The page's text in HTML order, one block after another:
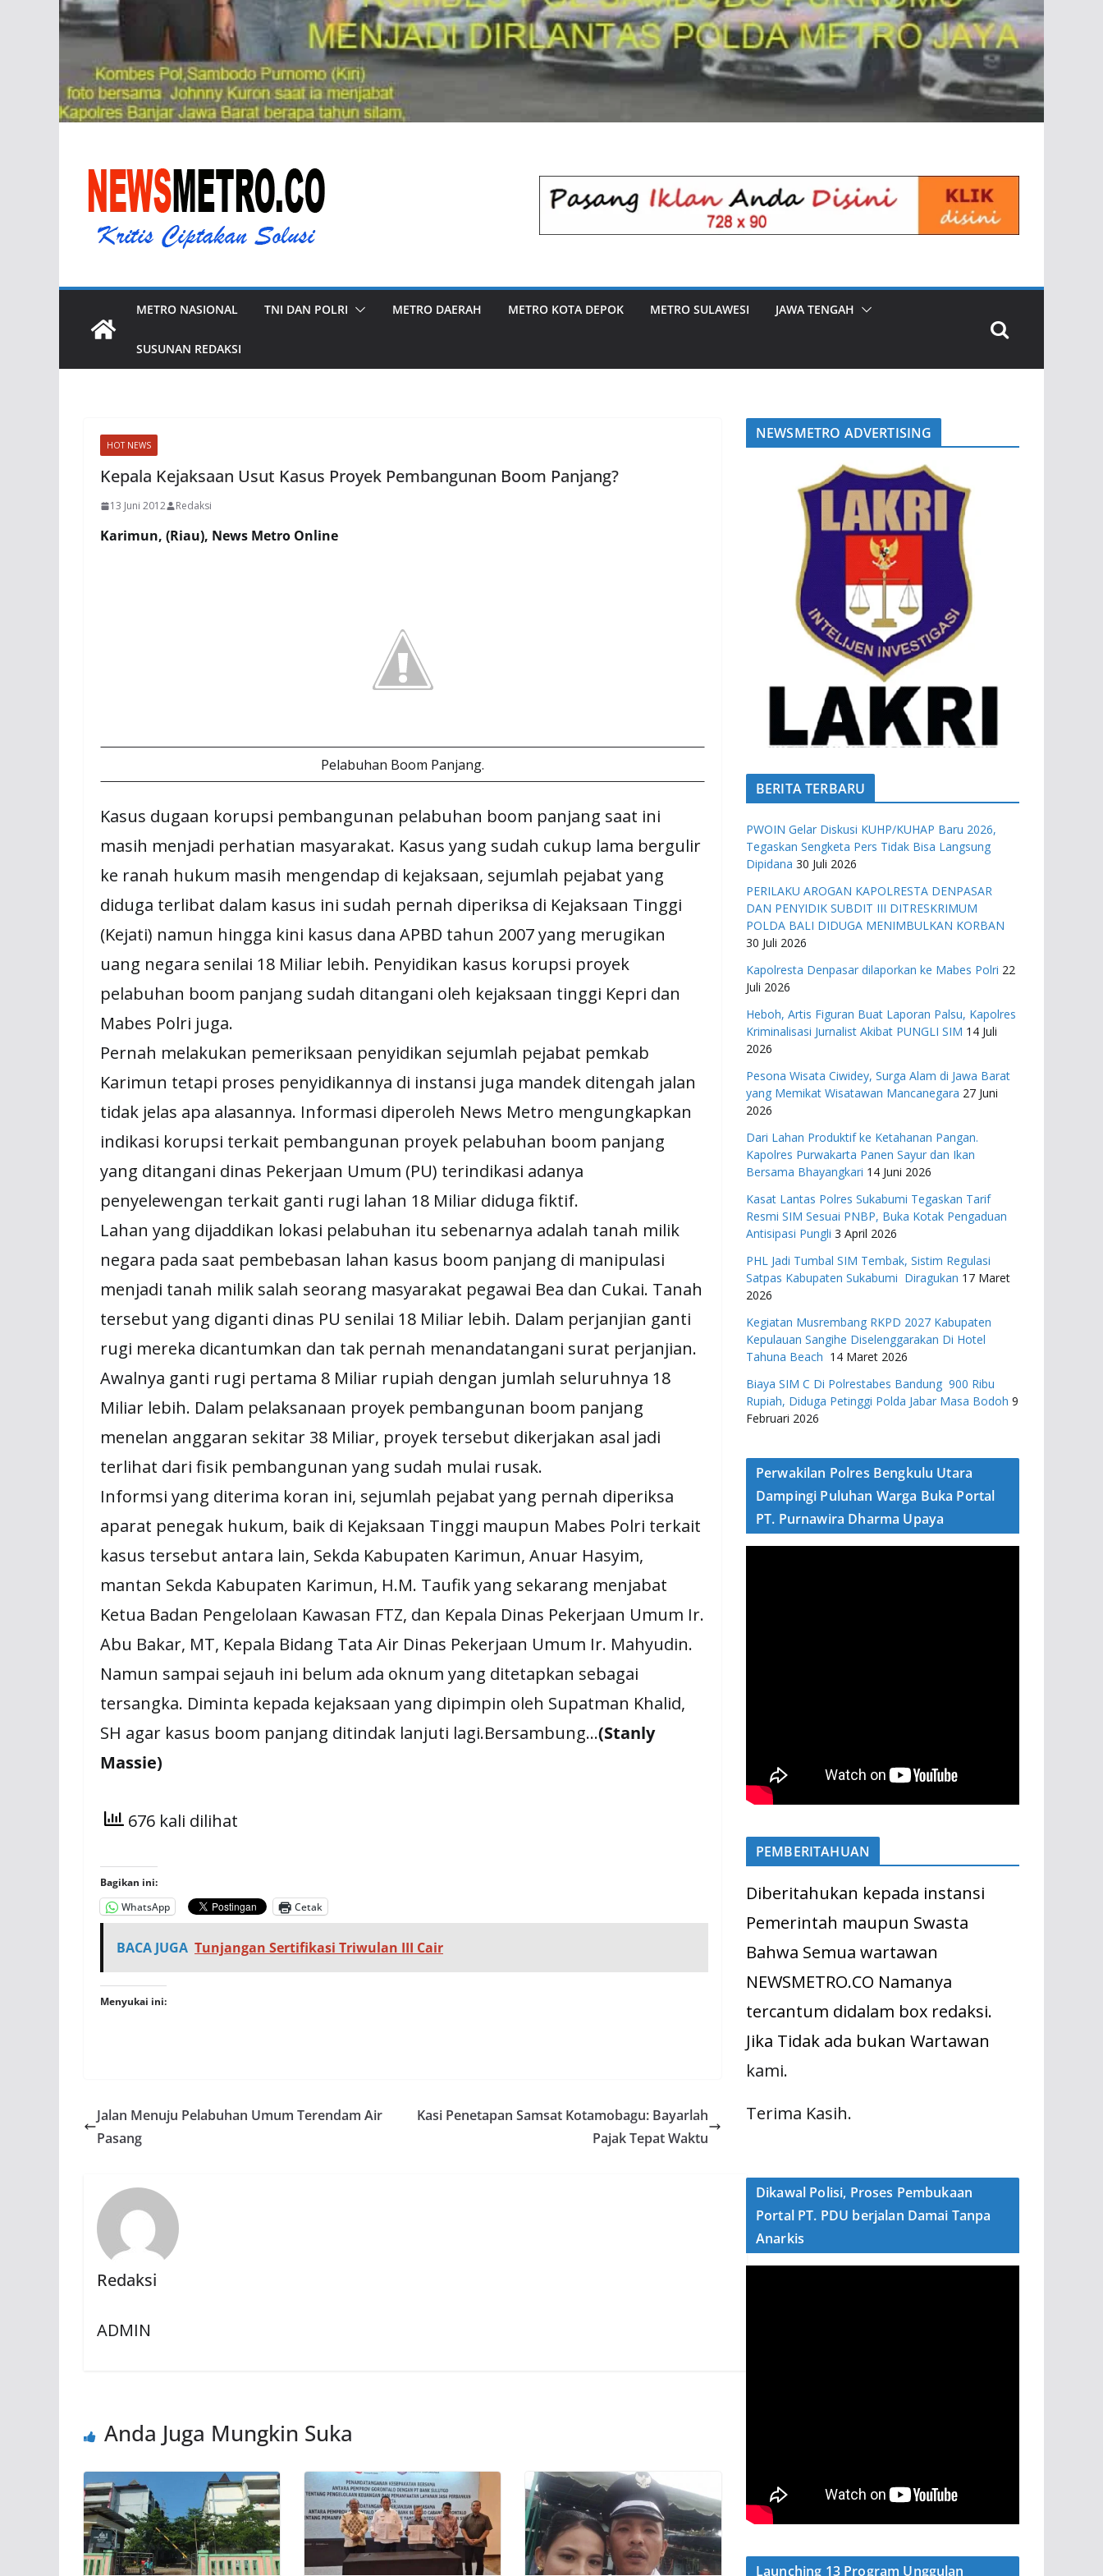
METRO NASIONAL TNI DAN POLRI METRO DAERAH METRO KOTA DEPOK METRO SULAWESI JAWA TENGAH
SUSUNAN REDAKSI
HOT NEWS
Kepala Kejaksaan Usut Kasus Proyek Pembangunan Boom Panjang?
13 Juni 2012 Redaksi
Karimun, (Riau), News Metro Online
Pelabuhan Boom Panjang.
Kasus dugaan korupsi pembangunan pelabuhan boom panjang saat ini
masih menjadi perhatian masyarakat. Kasus yang sudah cukup lama bergulir
ke ranah hukum masih mengendap di kejaksaan, sejumlah pejabat yang
diduga terlibat dalam kasus ini sudah pernah diperiksa di Kejaksaan Tinggi
(Kejati) namun hingga kini kasus dana APBD tahun 2007 yang merugikan
uang negara senilai 18 Miliar lebih. Penyidikan kasus korupsi proyek
pelabuhan boom panjang sudah ditangani oleh kejaksaan tinggi Kepri dan
Mabes Polri juga.
Pernah melakukan pemeriksaan penyidikan sejumlah pejabat pemkab
Karimun tetapi proses penyidikannya di instansi juga mandek ditengah jalan
tidak jelas apa alasannya. Informasi diperoleh News Metro mengungkapkan
indikasi korupsi terkait pembangunan proyek pelabuhan boom panjang
yang ditangani dinas Pekerjaan Umum (PU) terindikasi adanya
penyelewengan terkait ganti rugi lahan 18 Miliar diduga fiktif.
Lahan yang dijaddikan lokasi pelabuhan itu sebenarnya adalah tanah milik
negara pada saat pembebasan lahan kasus boom panjang di manipulasi
menjadi tanah milik salah seorang masyarakat pegawai Bea dan Cukai. Tanah
tersebut yang diganti dinas PU senilai 18 Miliar lebih. Dalam perjanjian ganti
rugi mereka dicantumkan dan tak pernah menandatangani surat perjanjian.
Awalnya ganti rugi pertama 8 Miliar rupiah dengan jumlah seluruhnya 18
Miliar lebih. Dalam pelaksanaan proyek pembangunan boom panjang
menelan anggaran sekitar 38 Miliar, proyek tersebut dikerjakan asal jadi
terlihat dari fisik pembangunan yang sudah mulai rusak.
Informsi yang diterima koran ini, sejumlah pejabat yang pernah diperiksa
aparat penegak hukum, baik di Kejaksaan Tinggi maupun Mabes Polri terkait
kasus tersebut antara lain, Sekda Kabupaten Karimun, Anuar Hasyim,
mantan Sekda Kabupaten Karimun, H.M. Taufik yang sekarang menjabat
Ketua Badan Pengelolaan Kawasan FTZ, dan Kepala Dinas Pekerjaan Umum Ir.
Abu Bakar, MT, Kepala Bidang Tata Air Dinas Pekerjaan Umum Ir. Mahyudin.
Namun sampai sejauh ini belum ada oknum yang ditetapkan sebagai
tersangka. Diminta kepada kejaksaan yang dipimpin oleh Supatman Khalid,
SH agar kasus boom panjang ditindak lanjuti lagi.Bersambung…(Stanly
Massie)
676 kali dilihat
Bagikan ini:
WhatsApp
Cetak
BACA JUGA Tunjangan Sertifikasi Triwulan III Cair
Menyukai ini:
Jalan Menuju Pelabuhan Umum Terendam Air
Pasang
Kasi Penetapan Samsat Kotamobagu: Bayarlah
Pajak Tepat Waktu
Redaksi
ADMIN
Anda Juga Mungkin Suka
NEWSMETRO ADVERTISING
BERITA TERBARU
PWOIN Gelar Diskusi KUHP/KUHAP Baru 2026,
Tegaskan Sengketa Pers Tidak Bisa Langsung
Dipidana 30 Juli 2026
PERILAKU AROGAN KAPOLRESTA DENPASAR
DAN PENYIDIK SUBDIT III DITRESKRIMUM
POLDA BALI DIDUGA MENIMBULKAN KORBAN
30 Juli 2026
Kapolresta Denpasar dilaporkan ke Mabes Polri 22
Juli 2026
Heboh, Artis Figuran Buat Laporan Palsu, Kapolres
Kriminalisasi Jurnalist Akibat PUNGLI SIM 14 Juli
2026
Pesona Wisata Ciwidey, Surga Alam di Jawa Barat
yang Memikat Wisatawan Mancanegara 27 Juni
2026
Dari Lahan Produktif ke Ketahanan Pangan.
Kapolres Purwakarta Panen Sayur dan Ikan
Bersama Bhayangkari 14 Juni 2026
Kasat Lantas Polres Sukabumi Tegaskan Tarif
Resmi SIM Sesuai PNBP, Buka Kotak Pengaduan
Antisipasi Pungli 3 April 2026
PHL Jadi Tumbal SIM Tembak, Sistim Regulasi
Satpas Kabupaten Sukabumi Diragukan 17 Maret
2026
Kegiatan Musrembang RKPD 2027 ​Kabupaten
Kepulauan Sangihe Diselenggarakan Di Hotel
Tahuna Beach 14 Maret 2026
Biaya SIM C Di Polrestabes Bandung 900 Ribu
Rupiah, Diduga Petinggi Polda Jabar Masa Bodoh 9
Februari 2026
Perwakilan Polres Bengkulu Utara
Dampingi Puluhan Warga Buka Portal
PT. Purnawira Dharma Upaya
PEMBERITAHUAN
Diberitahukan kepada instansi
Pemerintah maupun Swasta
Bahwa Semua wartawan
NEWSMETRO.CO Namanya
tercantum didalam box redaksi.
Jika Tidak ada bukan Wartawan
kami.
Terima Kasih.
Dikawal Polisi, Proses Pembukaan
Portal PT. PDU berjalan Damai Tanpa
Anarkis
Launching 13 Program Unggulan